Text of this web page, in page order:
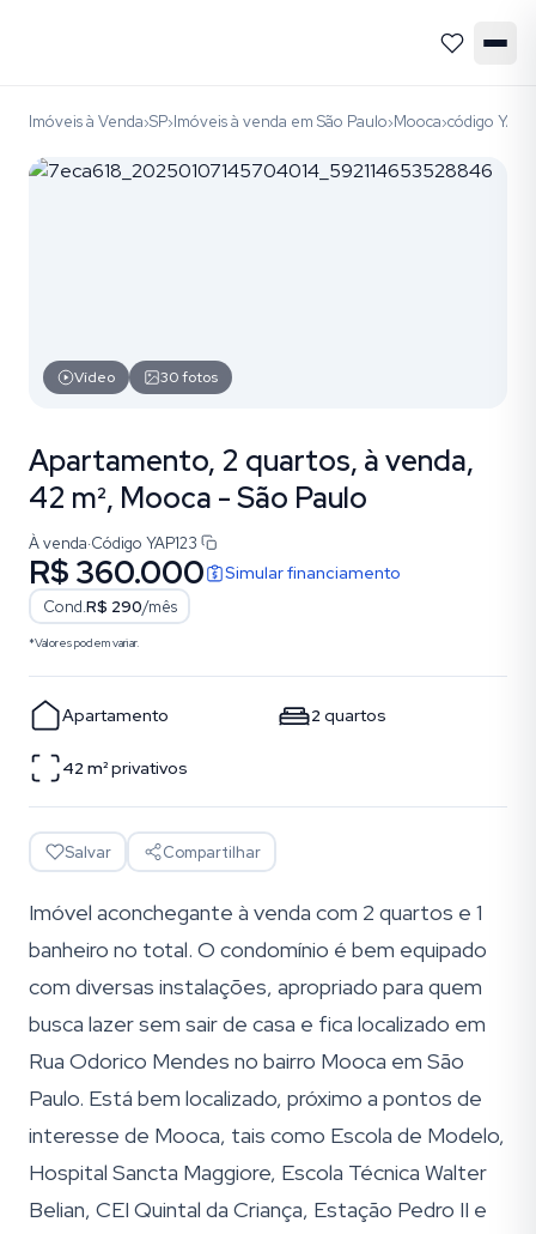
Imóveis à Venda›SP›Imóveis à venda em São Paulo›Mooca›código
Vídeo 30fotos
Apartamento, 2 quartos, à venda,
42 m², Mooca - São Paulo
À venda·Código YAP123
R$ 360.000 Simular financiamento
Cond.R$ 290/mês
*Valores podem variar.
Apartamento 2 quartos
42 m²privativos
Salvar Compartilhar
Imóvel aconchegante à venda com 2 quartos e 1
banheiro no total. O condomínio é bem equipado
com diversas instalações, apropriado para quem
busca lazer sem sair de casa e fica localizado em
Rua Odorico Mendes no bairro Mooca em São
Paulo. Está bem localizado, próximo a pontos de
interesse de Mooca, tais como Escola de Modelo,
Hospital Sancta Maggiore, Escola Técnica Walter
Belian, CEI Quintal da Criança, Estação Pedro II e